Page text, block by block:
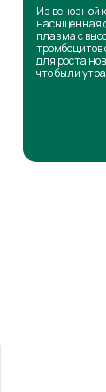
Из венозной
насыщенная
плазма с
тромбоцитов
для роста
что были